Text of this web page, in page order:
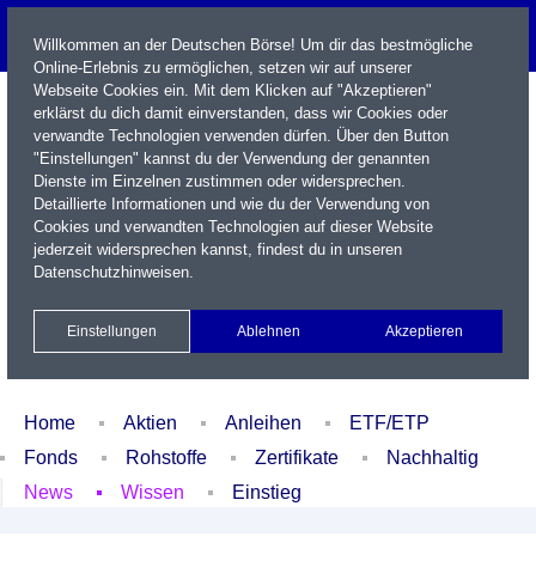
Name / WKN / ISIN / Kürzel
Xetra Realtime
Watchlist Portfolio Login
Home Aktien Anleihen
ETF/ETP
Fonds
Rohstoffe Zertifikate
Nachhaltig
News
Wissen Einstieg
Willkommen an der Deutschen Börse! Um dir das bestmögliche
Online-Erlebnis zu ermöglichen, setzen wir auf unserer
Webseite Cookies ein. Mit dem Klicken auf "Akzeptieren"
erklärst du dich damit einverstanden, dass wir Cookies oder
verwandte Technologien verwenden dürfen. Über den Button
"Einstellungen" kannst du der Verwendung der genannten
Dienste im Einzelnen zustimmen oder widersprechen.
Detaillierte Informationen und wie du der Verwendung von
Cookies und verwandten Technologien auf dieser Website
jederzeit widersprechen kannst, findest du in unseren
Datenschutzhinweisen.
Einstellungen Ablehnen Akzeptieren